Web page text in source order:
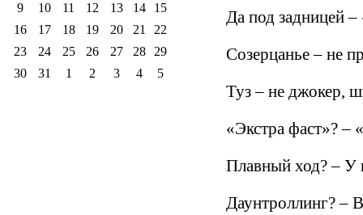
Да под задницей
Созерцанье – не
Туз – не джокер,
«Экстра фаст»?
Плавный ход? – У
Даунтроллинг? –
9
10 11 12 13 14
15
16
17 18 19 20 21
22
23
24 25 26 27 28
29
30
31 1 2 3 4 5